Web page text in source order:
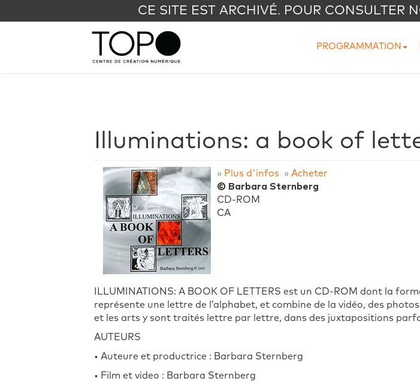
CE SITE EST ARCHIVÉ. POUR CONSULTER
PROGRAMMATION
Illuminations: a book of
» Plus d'infos » Acheter
© Barbara Sternberg
CD-ROM
CA
ILLUMINATIONS: A BOOK OF LETTERS est un CD-ROM dont la
représente une lettre de l’alphabet, et combine de la vidéo, des
et les arts y sont traités lettre par lettre, dans des juxtapositions
AUTEURS
• Auteure et productrice : Barbara Sternberg
• Film et video : Barbara Sternberg